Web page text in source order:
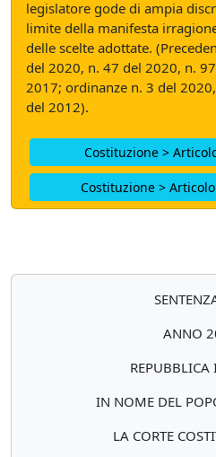
legislatore gode di ampia
limite della manifesta
delle scelte adottate.
del 2020, n. 47 del 2020, n.
2017; ordinanze n. 3 del
del 2012).
Costituzione >
Costituzione >
ANNO
REPUBBLICA
IN NOME DEL
LA CORTE